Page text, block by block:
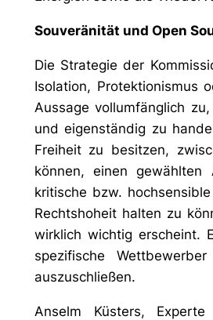
Souveränität und Open
Die Strategie der
Isolation, Protektionismus
Aussage vollumfänglich
und eigenständig zu
Freiheit zu besitzen,
können, einen
kritische bzw.
Rechtshoheit halten zu
wirklich wichtig erscheint.
spezifische
auszuschließen.
Anselm Küsters,